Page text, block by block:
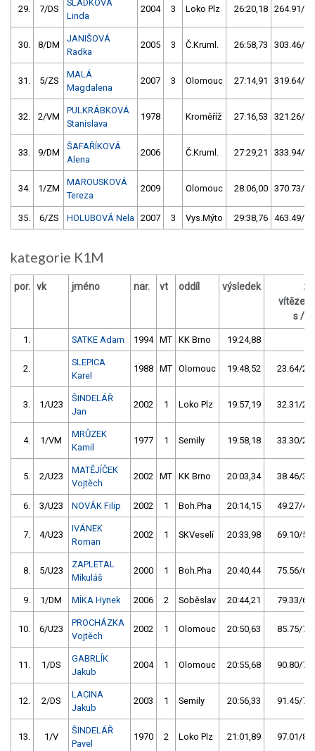
29. 7/DS
SLÁDKOVÁ
Linda
2004 3 Loko Plz 26:20,18 264.91/
30. 8/DM
JANIŠOVÁ
Radka
2005 3 Č.Kruml. 26:58,73 303.46/
31. 5/ZS
MALÁ
Magdalena
2007 3 Olomouc 27:14,91 319.64/
32. 2/VM
PULKRÁBKOVÁ
Stanislava
1978 Kroměříž 27:16,53 321.26/
33. 9/DM
ŠAFAŘÍKOVÁ
Alena
2006 Č.Kruml. 27:29,21 333.94/
34. 1/ZM
MAROUSKOVÁ
Tereza
2009 Olomouc 28:06,00 370.73/
35. 6/ZS HOLUBOVÁ Nela 2007 3 Vys.Mýto 29:38,76 463.49/
kategorie K1M
por. vk jméno nar. vt oddíl výsledek
za
vítězem
s / %
1. SATKE Adam 1994 MT KK Brno 19:24,88
2.
SLEPICA
Karel
1988 MT Olomouc 19:48,52 23.64/2,0
3. 1/U23
ŠINDELÁŘ
Jan
2002 1 Loko Plz 19:57,19 32.31/2,8
4. 1/VM
MRŮZEK
Kamil
1977 1 Semily 19:58,18 33.30/2,9
5. 2/U23
MATĚJÍČEK
Vojtěch
2002 MT KK Brno 20:03,34 38.46/3,3
6. 3/U23 NOVÁK Filip 2002 1 Boh.Pha 20:14,15 49.27/4,2
7. 4/U23
IVÁNEK
Roman
2002 1 SKVeselí 20:33,98 69.10/5,9
8. 5/U23
ZAPLETAL
Mikuláš
2000 1 Boh.Pha 20:40,44 75.56/6,5
9. 1/DM MÍKA Hynek 2006 2 Soběslav 20:44,21 79.33/6,8
10. 6/U23
PROCHÁZKA
Vojtěch
2002 1 Olomouc 20:50,63 85.75/7,4
11. 1/DS
GABRLÍK
Jakub
2004 1 Olomouc 20:55,68 90.80/7,8
12. 2/DS
LACINA
Jakub
2003 1 Semily 20:56,33 91.45/7,9
13. 1/V
ŠINDELÁŘ
Pavel
1970 2 Loko Plz 21:01,89 97.01/8,3